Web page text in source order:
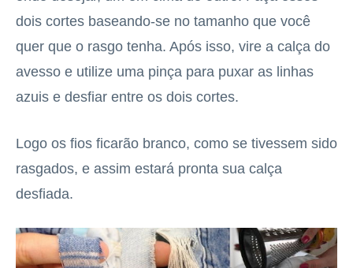
dois cortes baseando-se no tamanho que você
quer que o rasgo tenha. Após isso, vire a calça do
avesso e utilize uma pinça para puxar as linhas
azuis e desfiar entre os dois cortes.
Logo os fios ficarão branco, como se tivessem sido
rasgados, e assim estará pronta sua calça
desfiada.